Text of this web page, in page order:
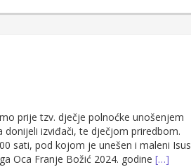
prije tzv. dječje polnoćke unošenjem
izviđači, te dječjom priredbom.
sati, pod kojom je unešen i maleni Isus
Oca Franje Božić 2024. godine […]